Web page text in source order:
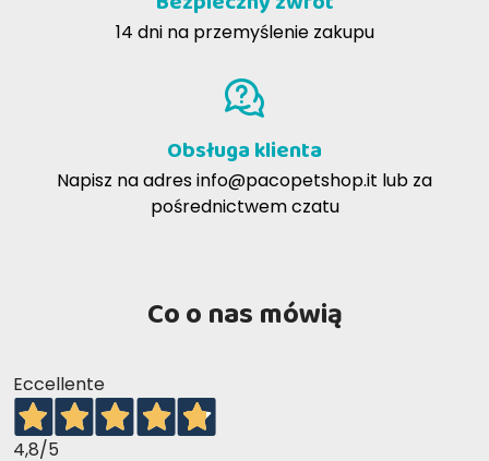
14 dni na przemyślenie zakupu
Obsługa klienta
Napisz na adresinfo@pacopetshop.it lub za
pośrednictwem czatu
Co o nas mówią
Eccellente
4,8/5